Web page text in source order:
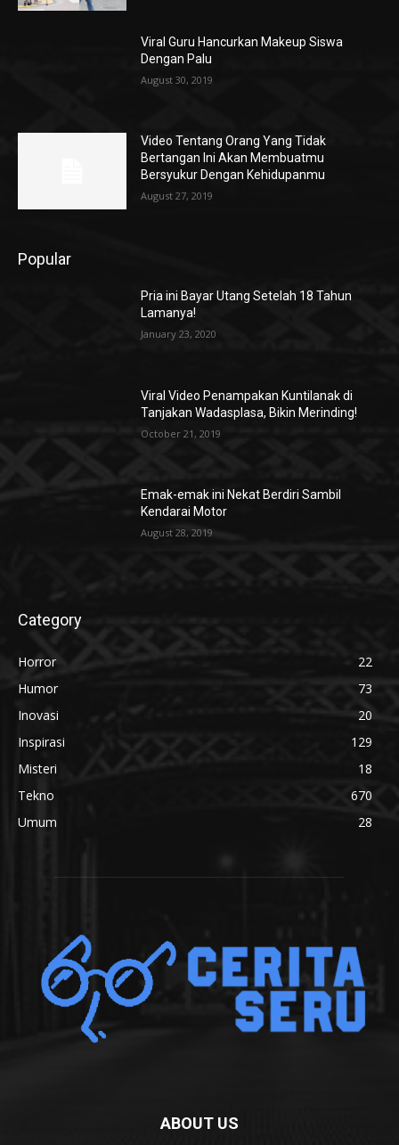
Viral Guru Hancurkan Makeup Siswa
Dengan Palu
August 30, 2019
Video Tentang Orang Yang Tidak
Bertangan Ini Akan Membuatmu
Bersyukur Dengan Kehidupanmu
August 27, 2019
Popular
Pria ini Bayar Utang Setelah 18 Tahun
Lamanya!
January 23, 2020
Viral Video Penampakan Kuntilanak di
Tanjakan Wadasplasa, Bikin Merinding!
October 21, 2019
Emak-emak ini Nekat Berdiri Sambil
Kendarai Motor
August 28, 2019
Category
Horror
22
Humor
73
Inovasi
20
Inspirasi
129
Misteri
18
Tekno
670
Umum
28
ABOUT US